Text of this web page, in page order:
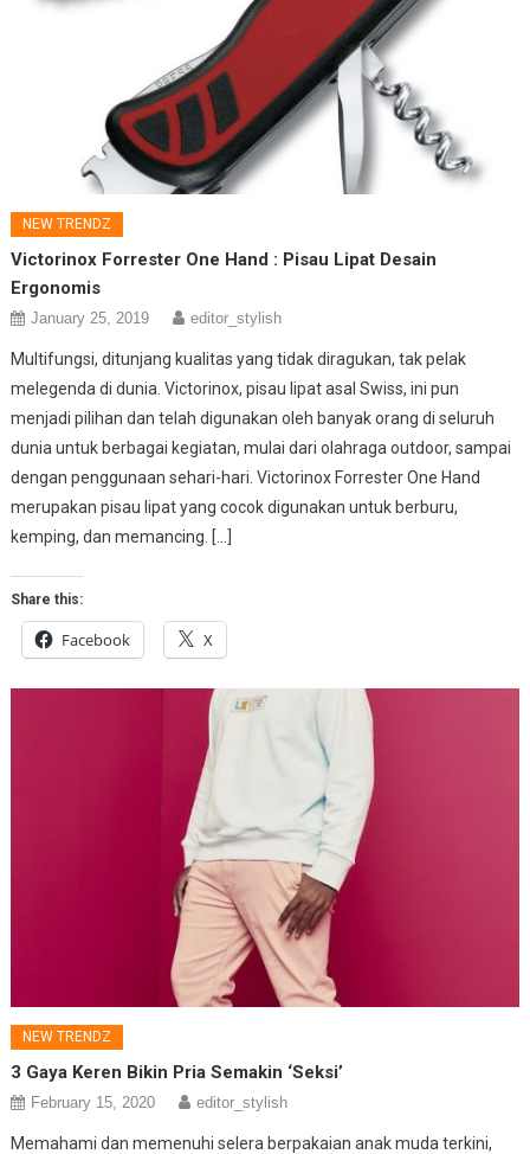
NEW TRENDZ
Victorinox Forrester One Hand : Pisau Lipat Desain
Ergonomis
January 25, 2019 editor_stylish
Multifungsi, ditunjang kualitas yang tidak diragukan, tak pelak
melegenda di dunia. Victorinox, pisau lipat asal Swiss, ini pun
menjadi pilihan dan telah digunakan oleh banyak orang di seluruh
dunia untuk berbagai kegiatan, mulai dari olahraga outdoor, sampai
dengan penggunaan sehari-hari. Victorinox Forrester One Hand
merupakan pisau lipat yang cocok digunakan untuk berburu,
kemping, dan memancing. […]
Share this:
Facebook X
NEW TRENDZ
3 Gaya Keren Bikin Pria Semakin ‘Seksi’
February 15, 2020 editor_stylish
Memahami dan memenuhi selera berpakaian anak muda terkini,